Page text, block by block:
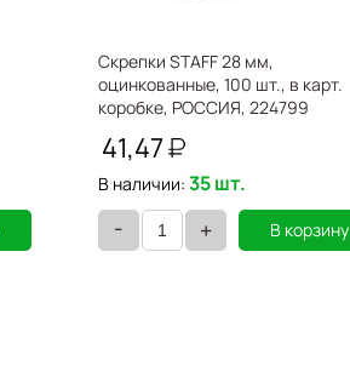
Скрепки STAFF 28 мм,
оцинкованные, 100 шт., в карт.
коробке, РОССИЯ, 224799
41,47
В наличии: 35 шт.
- + В корзину